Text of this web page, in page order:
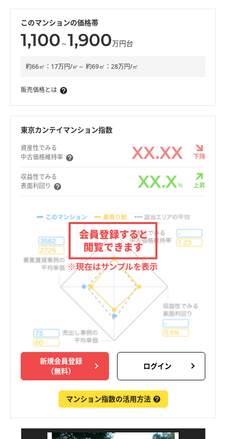
このマンションの価格帯
1,100 ～1,900万円台
約66㎡：17万円/㎡～ 約69㎡：28万円/㎡
販売価格とは
東京カンテイマンション指数
資産性でみる
中古価格維持率
XX.XX 下降
収益性でみる
表面利回り
XX.X% 上昇
新規会員登録
（無料）
ログイン
マンション指数の活用方法